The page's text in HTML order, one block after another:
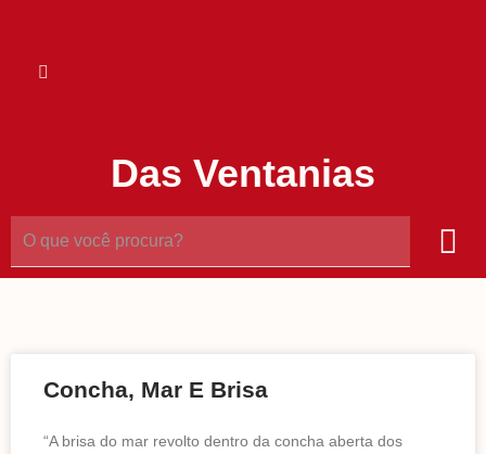
Das Ventanias
Concha, Mar E Brisa
“A brisa do mar revolto dentro da concha aberta dos